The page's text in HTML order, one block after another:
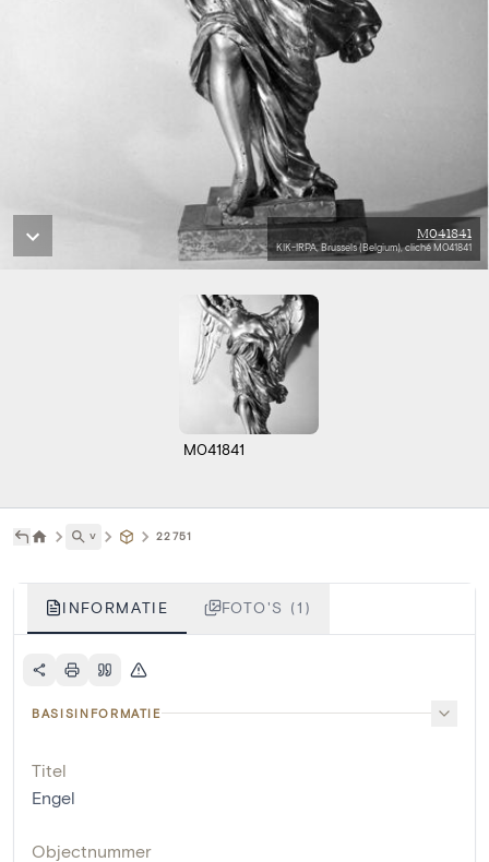
M041841
KIK-IRPA, Brussels (Belgium), cliché M041841
M041841
˅ 22751
INFORMATIE FOTO'S (1)
BASISINFORMATIE
Titel
Engel
Objectnummer